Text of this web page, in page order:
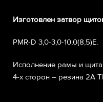
Изготовлен затвор
PMR-D 3,0-3,0-10,0(8,5)Е.
Исполнение рамы и щита
4-х сторон – резина 2А